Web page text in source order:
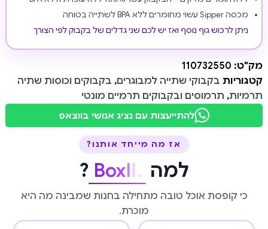
מכסה Sipper עשוי מחומרים ללא BPA לשתייה בטוחה
ניתן לרכוש גוף נוסף ואז יש לכם שני גדלים של בקבוק לפי הצורך
מק"ט: 110732550
קטגוריות בקבוקי שתייה למבוגרים, בקבוקים וכוסות שתיה
תרמיות, תרמוסים ובקבוקים תרמיים מונטי
להתייעצות עם נציג אנושי בווצאפ
אז מה מייחד אותנו?
למה BoxIL
?
כי קופסת אוכל טובה מתחילה בחנות שמבינה מה היא
מוכרת.